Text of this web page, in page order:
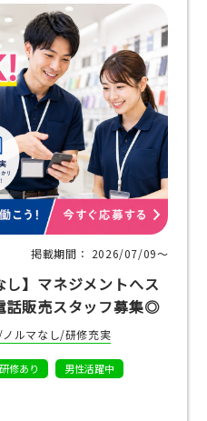
掲載期間： 2026/07/09〜
し】マネジメントへス
話販売スタッフ募集◎
ルマなし/研修充実
研修あり
男性活躍中